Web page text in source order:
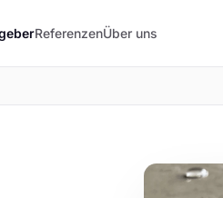
ReferenzenÜber uns